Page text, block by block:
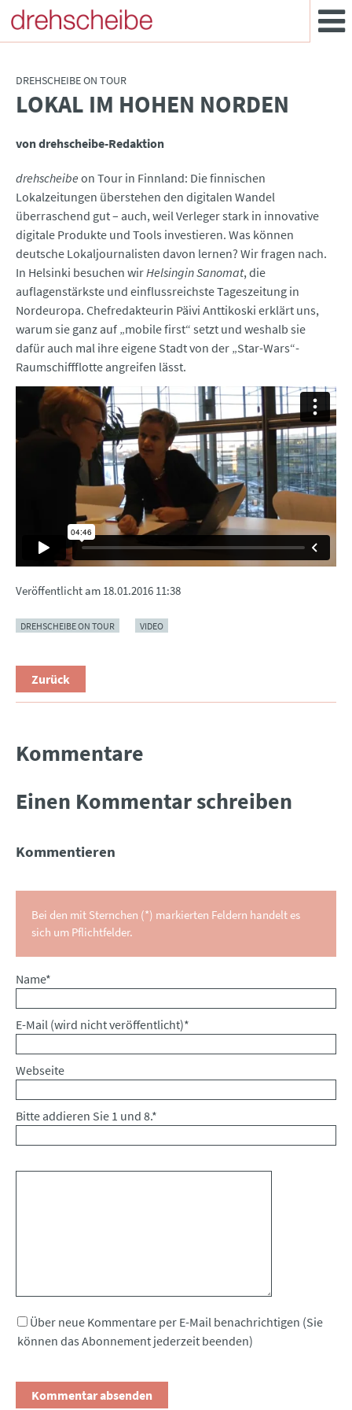
DREHSCHEIBE ON TOUR
:LOKAL IM HOHEN NORDEN
von drehscheibe-Redaktion
drehscheibe on Tour in Finnland: Die finnischen
Lokalzeitungen überstehen den digitalen Wandel
überraschend gut – auch, weil Verleger stark in innovative
digitale Produkte und Tools investieren. Was können
deutsche Lokaljournalisten davon lernen? Wir fragen nach.
In Helsinki besuchen wirHelsingin Sanomat, die
auflagenstärkste und einflussreichste Tageszeitung in
Nordeuropa. Chefredakteurin Päivi Anttikoski erklärt uns,
warum sie ganz auf „mobile first“ setzt und weshalb sie
dafür auch mal ihre eigene Stadt von der „Star-Wars“-
Raumschiffflotte angreifen lässt.
Veröffentlicht am 18.01.2016 11:38
DREHSCHEIBE ON TOUR VIDEO
Zurück
Kommentare
Einen Kommentar schreiben
Kommentieren
Bei den mit Sternchen (*) markierten Feldern handelt es
sich um Pflichtfelder.
Pflichtfeld
Name*
Pflichtfeld
E-Mail (wird nicht veröffentlicht)*
Webseite
Bitte addieren Sie 1 und 8.*
Über neue Kommentare per E-Mail benachrichtigen (Sie
können das Abonnement jederzeit beenden)